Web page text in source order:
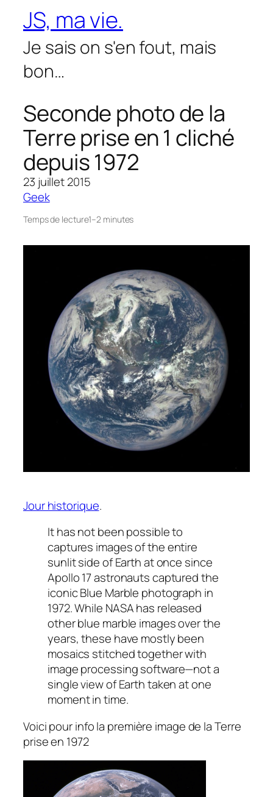
contenu
JS, ma vie.
Je sais on s'en fout, mais
bon…
Seconde photo de la
Terre prise en 1 cliché
depuis 1972
23 juillet 2015
Geek
Temps de lecture1–2 minutes
Jour historique.
It has not been possible to
captures images of the entire
sunlit side of Earth at once since
Apollo 17 astronauts captured the
iconic Blue Marble photograph in
1972. While NASA has released
other blue marble images over the
years, these have mostly been
mosaics stitched together with
image processing software—not a
single view of Earth taken at one
moment in time.
Voici pour info la première image de la Terre
prise en 1972